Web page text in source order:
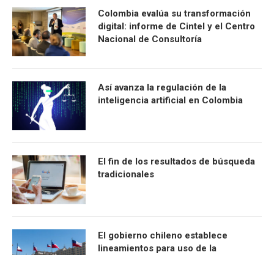
Colombia evalúa su transformación
digital: informe de Cintel y el Centro
Nacional de Consultoría
Así avanza la regulación de la
inteligencia artificial en Colombia
El fin de los resultados de búsqueda
tradicionales
El gobierno chileno establece
lineamientos para uso de la